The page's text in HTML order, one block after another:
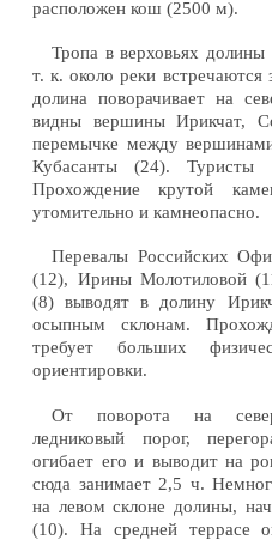
расположен кош (2500 м).
Тропа в верховьях
т. к. около реки встречаются
долина поворачивает на
видны вершины Ирикчат,
перемычке между
Кубасанты (24). Туристы
Прохождение крутой
утомительно и камнеопасно.
Перевалы Российских
(12), Ирины Молотиловой
(8) выводят в долину
осыпным склонам.
требует больших
ориентировки.
От поворота на
ледниковый порог,
огибает его и выводит на
сюда занимает 2,5 ч.
на левом склоне долины,
(10). На средней террасе